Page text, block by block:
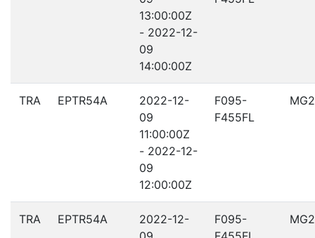
13:00:00Z
- 2022-12-
09
14:00:00Z
TRA EPTR54A
2022-12-
09
11:00:00Z
- 2022-12-
09
12:00:00Z
F095-
F455FL
TRA EPTR54A
2022-12-
F095-